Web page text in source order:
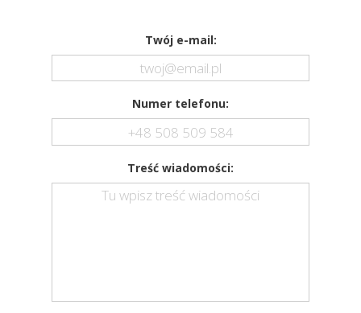
Twój e-mail:
Numer telefonu:
Treść wiadomości: